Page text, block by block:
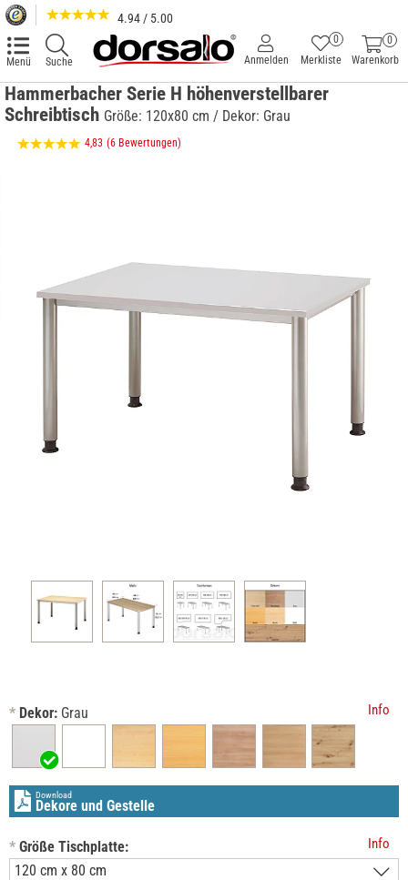
4.94 / 5.00
Menü Suche
0
Warenkorb
Merkliste
0
Anmelden
Hammerbacher Serie H höhenverstellbarer
Schreibtisch Größe: 120x80 cm / Dekor: Grau
4,83 (6 Bewertungen)
* Dekor: Grau Info
Download
Dekore und Gestelle
* Größe Tischplatte: Info